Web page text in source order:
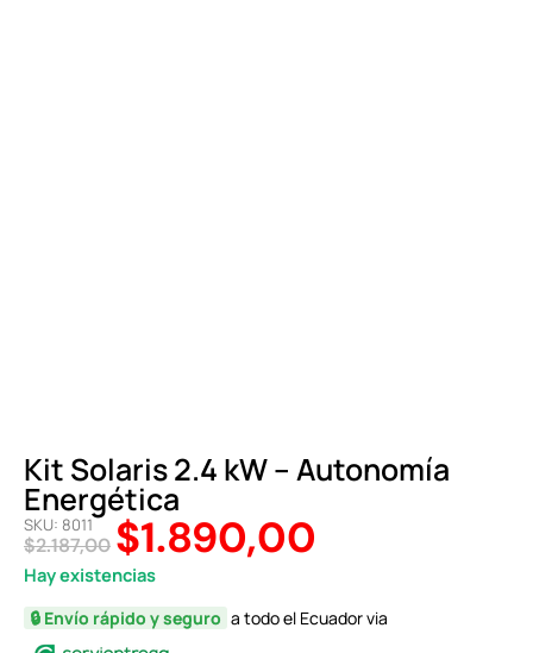
Kit Solaris 2.4 kW – Autonomía
Energética
SKU: 8011
$2.187,00 $1.890,00
Hay existencias
🔒 Envío rápido y seguro a todo el Ecuador via